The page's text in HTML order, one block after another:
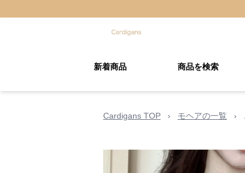
新着商品 商品を検索
Cardigans TOP › モヘアの一覧 ›